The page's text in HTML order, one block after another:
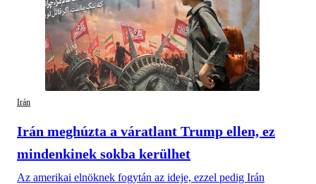
Irán
Irán meghúzta a váratlant Trump ellen, ez
mindenkinek sokba kerülhet
Az amerikai elnöknek fogytán az ideje, ezzel pedig Irán